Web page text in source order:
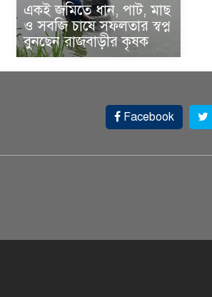
একই জমিতে ধান, পাট, মাছ
ও সবজি চাষে সফলতার স্বপ্ন
বুনছেন রাজবাড়ীর কৃষক
Facebook